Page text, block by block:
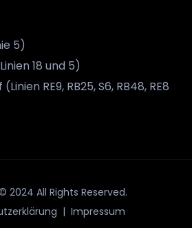
5)
18 und 5)
RE9, RB25, S6, RB48, RE8
2024 All Rights Reserved.
| Impressum